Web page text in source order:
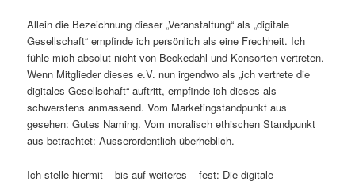
Allein die Bezeichnung dieser „Veranstaltung“ als „digitale
Gesellschaft“ empfinde ich persönlich als eine Frechheit. Ich
fühle mich absolut nicht von Beckedahl und Konsorten vertreten.
Wenn Mitglieder dieses e.V. nun irgendwo als „ich vertrete die
digitales Gesellschaft“ auftritt, empfinde ich dieses als
schwerstens anmassend. Vom Marketingstandpunkt aus
gesehen: Gutes Naming. Vom moralisch ethischen Standpunkt
aus betrachtet: Ausserordentlich überheblich.
Ich stelle hiermit – bis auf weiteres – fest: Die digitale